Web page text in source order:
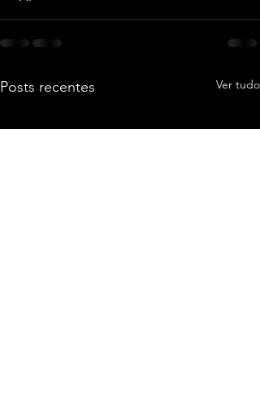
Posts recentes Ver tudo